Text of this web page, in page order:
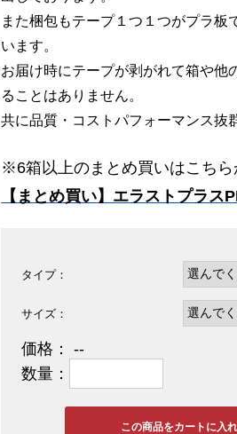
また梱包もテープ１つ１つがプラ板
います。
お届け時にテープが剥がれて箱や他
ることはありません。
共に品質・コストパフォーマンス抜
※6箱以上のまとめ買いはこちら
【まとめ買い】エラストプラス
タイプ：
サイズ：
価格：
--
数量：
この商品をカートに入